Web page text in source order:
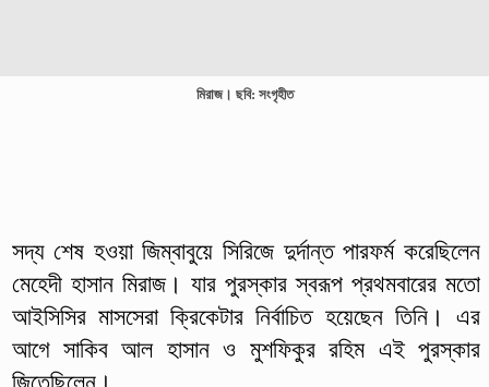
মিরাজ। ছবি: সংগৃহীত
সদ্য শেষ হওয়া জিম্বাবুয়ে সিরিজে দুর্দান্ত পারফর্ম করেছিলেন
মেহেদী হাসান মিরাজ। যার পুরস্কার স্বরূপ প্রথমবারের মতো
আইসিসির মাসসেরা ক্রিকেটার নির্বাচিত হয়েছেন তিনি। এর
আগে সাকিব আল হাসান ও মুশফিকুর রহিম এই পুরস্কার